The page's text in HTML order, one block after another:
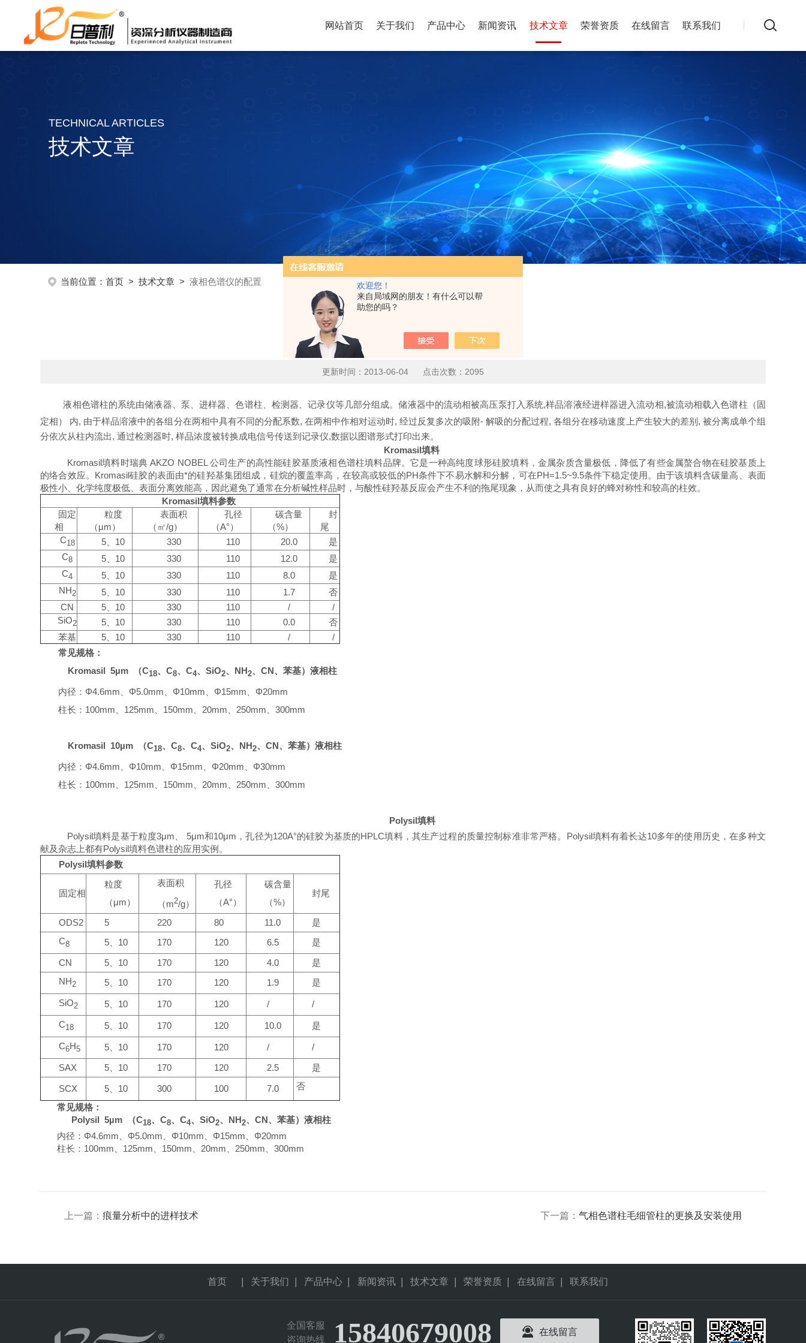
欢迎您！
来自局域网的朋友！有什么可以帮
助您的吗？
网站首页 关于我们 产品中心 新闻资讯 技术文章 荣誉资质 在线留言 联系我们
TECHNICAL ARTICLES
技术文章
当前位置：首页 >技术文章 >液相色谱仪的配置
液相色谱仪的配置
更新时间：2013-06-04 点击次数：2095
液相色谱柱的系统由储液器、泵、进样器、色谱柱、检测器、记录仪等几部分组成。储液器中的流动相被高压泵打入系统,样品溶液经进样器进入流动相,被流动相载入色谱柱（固
定相） 内, 由于样品溶液中的各组分在两相中具有不同的分配系数, 在两相中作相对运动时, 经过反复多次的吸附- 解吸的分配过程, 各组分在移动速度上产生较大的差别, 被分离成单个组
分依次从柱内流出, 通过检测器时, 样品浓度被转换成电信号传送到记录仪,数据以图谱形式打印出来。
Kromasil填料
Kromasil填料时瑞典 AKZO NOBEL 公司生产的高性能硅胶基质液相色谱柱填料品牌。它是一种高纯度球形硅胶填料，金属杂质含量极低，降低了有些金属螯合物在硅胶基质上
的络合效应。Kromasil硅胶的表面由*的硅羟基集团组成，硅烷的覆盖率高，在较高或较低的PH条件下不易水解和分解，可在PH=1.5~9.5条件下稳定使用。由于该填料含碳量高、表面
极性小、化学纯度极低、表面分离效能高，因此避免了通常在分析碱性样品时，与酸性硅羟基反应会产生不利的拖尾现象，从而使之具有良好的蜂对称性和较高的柱效。
Kromasil填料参数
固定
相
粒度
（µm）
表面积
（㎡/g）
孔径
（A°）
碳含量
（%）
封
尾
C18 5、10 330 110 20.0
是
C8 5、10 330 110 12.0
是
C4 5、10 330 110 8.0
是
NH2 5、10 330 110 1.7
否
CN
5、10 330 110 /
/
SiO2 5、10 330 110 0.0
否
苯基
5、10 330 110 /
/
常见规格：
Kromasil 5µm （C18、C8、C4、SiO2、NH2、CN、苯基）液相柱
内径：Φ4.6mm、Φ5.0mm、Φ10mm、Φ15mm、Φ20mm
柱长：100mm、125mm、150mm、20mm、250mm、300mm
Kromasil 10µm （C18、C8、C4、SiO2、NH2、CN、苯基）液相柱
内径：Φ4.6mm、Φ10mm、Φ15mm、Φ20mm、Φ30mm
柱长：100mm、125mm、150mm、20mm、250mm、300mm
Polysil填料
Polysil填料是基于粒度3μm、 5μm和10μm，孔径为120A°的硅胶为基质的HPLC填料，其生产过程的质量控制标准非常严格。Polysil填料有着长达10多年的使用历史，在多种文
献及杂志上都有Polysil填料色谱柱的应用实例。
Polysil填料参数
固定相
粒度
（μm）
表面积
（m2/g）
孔径
（A°）
碳含量
（%）
封尾
ODS2 5 220 80 11.0
是
C8 5、10 170 120 6.5
是
CN
5、10 170 120 4.0
是
NH2 5、10 170 120 1.9
是
SiO2 5、10 170 120 /
/
C18 5、10 170 120 10.0
是
C6H5 5、10 170 120 /
/
SAX
5、10 170 120 2.5 是
SCX 5、10 300 100 7.0 否
常见规格：
Polysil 5µm （C18、C8、C4、SiO2、NH2、CN、苯基）液相柱
内径：Φ4.6mm、Φ5.0mm、Φ10mm、Φ15mm、Φ20mm
柱长：100mm、125mm、150mm、20mm、250mm、300mm
上一篇：痕量分析中的进样技术 下一篇： 气相色谱柱毛细管柱的更换及安装使用
首页 关于我们 产品中心 新闻资讯 技术文章 荣誉资质 在线留言 联系我们
全国客服
咨询热线
15840679008 在线留言